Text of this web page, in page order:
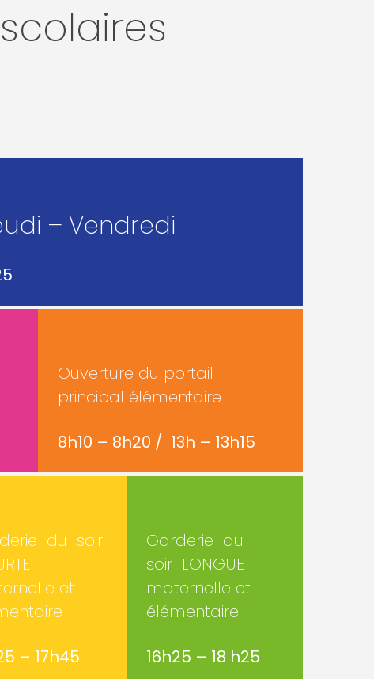
– Vendredi
Ouverture du portail
principal élémentaire
8h10 – 8h20 / 13h – 13h15
du soir
et
– 17h45
Garderie du
soir LONGUE
maternelle et
élémentaire
16h25 – 18 h25